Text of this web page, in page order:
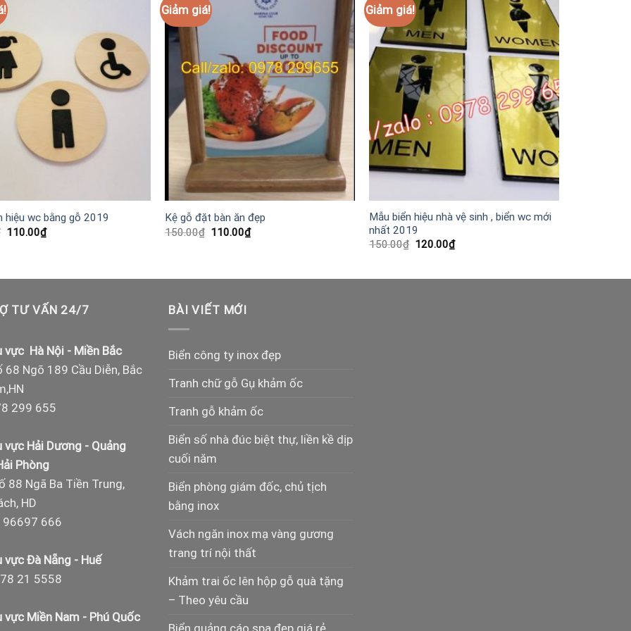
hiệu wc bằng gỗ 2019
Giá
110.00₫Giá
hiện
Giảm giá!
Kệ gỗ đặt bàn ăn đẹp
150.00₫ Giá
110.00₫Giá
hiện
Giảm giá!
Mẫu biển hiệu nhà vệ sinh , biển wc mới
nhất 2019
150.00₫ Giá
120.00₫Giá
TƯ VẤN 24/7
vực Hà Nội - Miền Bắc
68 Ngõ 189 Cầu Diễn, Bắc
299 655
vực Hải Dương - Quảng
Phòng
88 Ngã Ba Tiền Trung,
HD
96697 666
vực Đà Nẵng - Huế
21 5558
vực Miền Nam - Phú Quốc
BÀI VIẾT MỚI
Biển công ty inox đẹp
Tranh chữ gỗ Gụ khảm ốc
Tranh gỗ khảm ốc
Biển số nhà đúc biệt thự, liền kề dịp
cuối năm
Biển phòng giám đốc, chủ tịch
bằng inox
Vách ngăn inox mạ vàng gương
trang trí nội thất
Khảm trai ốc lên hộp gỗ quà tặng
– Theo yêu cầu